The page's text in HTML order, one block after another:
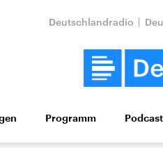
Deutschlandradio
Wirtschaft Wissen
Programm